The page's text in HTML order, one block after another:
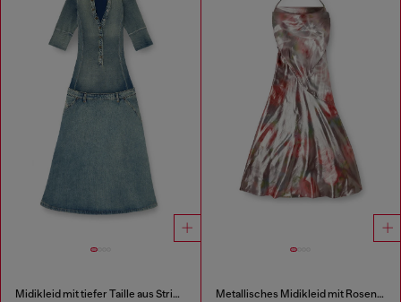
Midikleid mit tiefer Taille aus Strick und Denim Metallisches Midikleid mit Rosendruck